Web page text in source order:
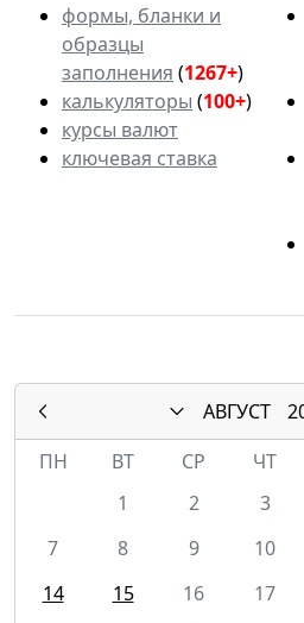
формы, бланки и
образцы
заполнения (1267+)
калькуляторы (100+)
курсы валют
ключевая ставка
АВГУСТ
ПН
ВТ СР ЧТ
1
2 3
7
8 9 10
14
15 16 17